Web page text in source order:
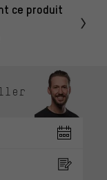
ce produit